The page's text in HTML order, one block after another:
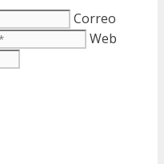
Correo
Web